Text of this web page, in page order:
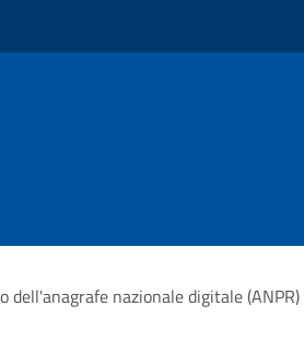
dell'anagrafe nazionale digitale